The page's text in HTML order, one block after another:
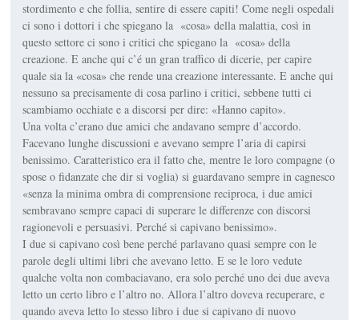
stordimento e che follia, sentire di essere capiti! Come negli ospedali
ci sono i dottori i che spiegano la «cosa» della malattia, così in
questo settore ci sono i critici che spiegano la «cosa» della
creazione. E anche qui c’é un gran traffico di dicerie, per capire
quale sia la «cosa» che rende una creazione interessante. E anche qui
nessuno sa precisamente di cosa parlino i critici, sebbene tutti ci
scambiamo occhiate e a discorsi per dire: «Hanno capito».
Una volta c’erano due amici che andavano sempre d’accordo.
Facevano lunghe discussioni e avevano sempre l’aria di capirsi
benissimo. Caratteristico era il fatto che, mentre le loro compagne (o
spose o fidanzate che dir si voglia) si guardavano sempre in cagnesco
«senza la minima ombra di comprensione reciproca, i due amici
sembravano sempre capaci di superare le differenze con discorsi
ragionevoli e persuasivi. Perché si capivano benissimo».
I due si capivano così bene perché parlavano quasi sempre con le
parole degli ultimi libri che avevano letto. E se le loro vedute
qualche volta non combaciavano, era solo perché uno dei due aveva
letto un certo libro e l’altro no. Allora l’altro doveva recuperare, e
quando aveva letto lo stesso libro i due si capivano di nuovo